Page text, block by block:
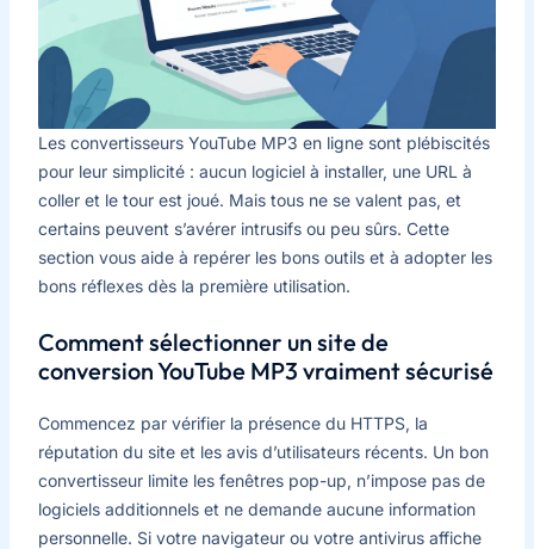
Les convertisseurs YouTube MP3 en ligne sont plébiscités
pour leur simplicité : aucun logiciel à installer, une URL à
coller et le tour est joué. Mais tous ne se valent pas, et
certains peuvent s’avérer intrusifs ou peu sûrs. Cette
section vous aide à repérer les bons outils et à adopter les
bons réflexes dès la première utilisation.
Comment sélectionner un site de
conversion YouTube MP3 vraiment sécurisé
Commencez par vérifier la présence du HTTPS, la
réputation du site et les avis d’utilisateurs récents. Un bon
convertisseur limite les fenêtres pop-up, n’impose pas de
logiciels additionnels et ne demande aucune information
personnelle. Si votre navigateur ou votre antivirus affiche